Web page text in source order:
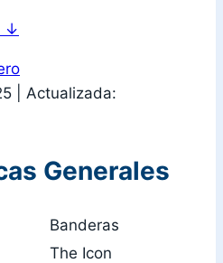
↓
Actualizada:
Generales
Banderas
The Icon